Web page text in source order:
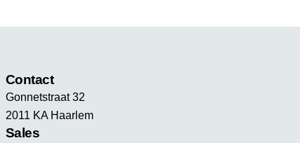
Contact
Gonnetstraat 32
2011 KA Haarlem
Sales